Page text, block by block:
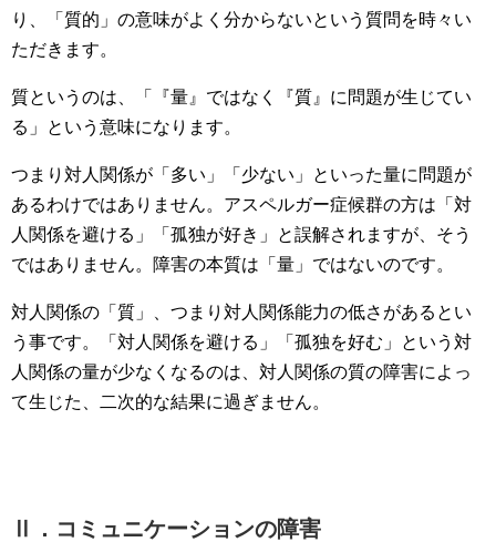
り、「質的」の意味がよく分からないという質問を時々い
ただきます。
質というのは、「『量』ではなく『質』に問題が生じてい
る」という意味になります。
つまり対人関係が「多い」「少ない」といった量に問題が
あるわけではありません。アスペルガー症候群の方は「対
人関係を避ける」「孤独が好き」と誤解されますが、そう
ではありません。障害の本質は「量」ではないのです。
対人関係の「質」、つまり対人関係能力の低さがあるとい
う事です。「対人関係を避ける」「孤独を好む」という対
人関係の量が少なくなるのは、対人関係の質の障害によっ
て生じた、二次的な結果に過ぎません。
Ⅱ．コミュニケーションの障害